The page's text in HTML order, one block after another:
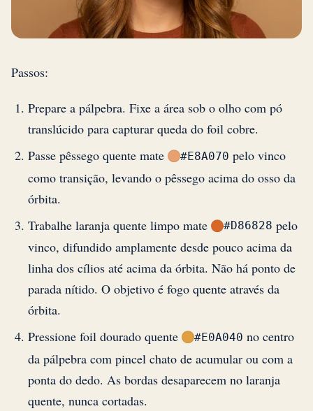
Passos:
Prepare a pálpebra. Fixe a área sob o olho com pó
translúcido para capturar queda do foil cobre.
Passe pêssego quente mate
#E8A070 pelo vinco
como transição, levando o pêssego acima do osso da
órbita.
Trabalhe laranja quente limpo mate
#D86828 pelo
vinco, difundido amplamente desde pouco acima da
linha dos cílios até acima da órbita. Não há ponto de
parada nítido. O objetivo é fogo quente através da
órbita.
Pressione foil dourado quente
#E0A040 no centro
da pálpebra com pincel chato de acumular ou com a
ponta do dedo. As bordas desaparecem no laranja
quente, nunca cortadas.